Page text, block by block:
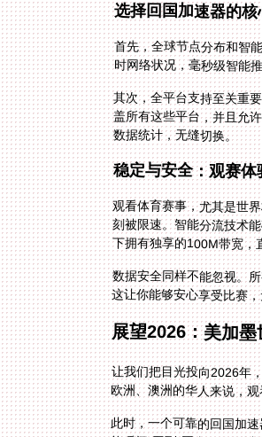
选择回国加速器的
首先，全球节点分布和智
时网络状况，毫秒级智能
其次，全平台支持至关重
盖所有这些平台，并且允
数据统计，无缝切换。
稳定与安全：观赛体
观看体育赛事，尤其是世
刻被限速。智能分流技术
下拥有独享的100M带宽，
数据安全同样不能忽视。
这让你能够安心享受比赛
展望2026：美加
让我们把目光投向2026年
欧洲、澳洲的华人来说，
此时，一个可靠的回国加
能瞬间“回到”国内。你可
弹幕互动，仿佛从未离开